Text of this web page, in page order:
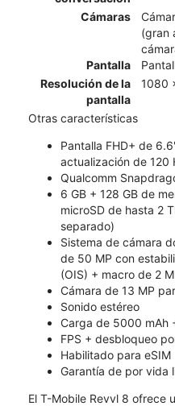
Cámaras
(gran
Pantalla
Resolución de la
pantalla
1080
Otras características
Pantalla FHD+ de
actualización de 120
Qualcomm
6 GB + 128 GB de
microSD de hasta 2
separado)
Sistema de cámara
de 50 MP con
(OIS) + macro de 2
Cámara de 13 MP
Sonido estéreo
Carga de 5000 mAh
FPS + desbloqueo
Habilitado para eSIM
Garantía de por vida
El T-Mobile Revvl 8 ofrece